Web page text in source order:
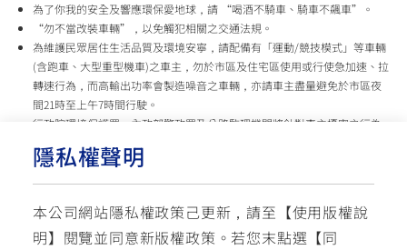
隱私權聲明
本公司網站隱私權政策己更新，請至【使用版權說
明】閱覽並同意新版權政策。 若您末點選【同
為了你我的安全及響應環保愛地球，請 “喝酒不騎車、騎車不飆車”。
“勿不當改裝車輛”，以免觸犯相關之交通法規。
為維護民眾居住生活品質及環境安寧，請配備有「運動/競技模式」等車輛
(含跑車、大型重型機車)之車主，勿於市區及住宅區使用或行使急加速、拉
轉速行為，而高輸出功率會製造噪音之車輛，亦請車主盡量避免於市區夜
間21時至上午7時間行駛。
行政院環境保護署、內政部警政署及公路監理機關將針對車主擾寧之行為
台灣山葉機車 關心您
使用版權說明 隱私權政策 交通安全入口網